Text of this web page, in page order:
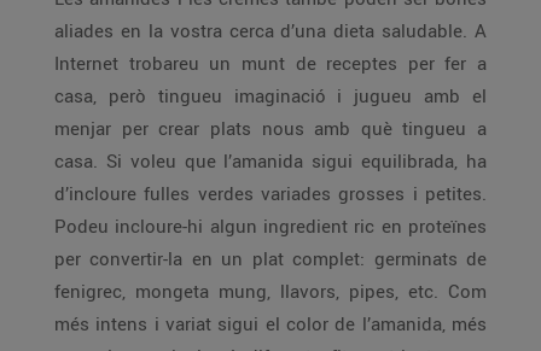
aliades en la vostra cerca d’una dieta saludable. A
Internet trobareu un munt de receptes per fer a
casa, però tingueu imaginació i jugueu amb el
menjar per crear plats nous amb què tingueu a
casa. Si voleu que l’amanida sigui equilibrada, ha
d’incloure fulles verdes variades grosses i petites.
Podeu incloure-hi algun ingredient ric en proteïnes
per convertir-la en un plat complet: germinats de
fenigrec, mongeta mung, llavors, pipes, etc. Com
més intens i variat sigui el color de l’amanida, més